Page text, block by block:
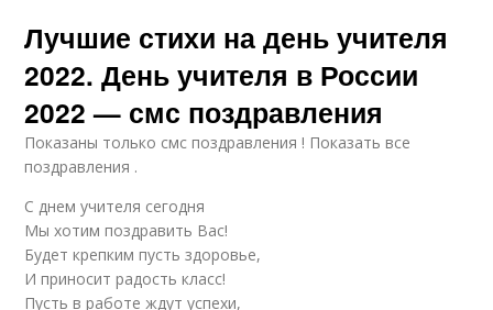
Лучшие стихи на день учителя
2022. День учителя в России
2022 — смс поздравления
Показаны только смс поздравления ! Показать все
поздравления .
С днем учителя сегодня
Мы хотим поздравить Вас!
Будет крепким пусть здоровье,
И приносит радость класс!
Пусть в работе ждут успехи,